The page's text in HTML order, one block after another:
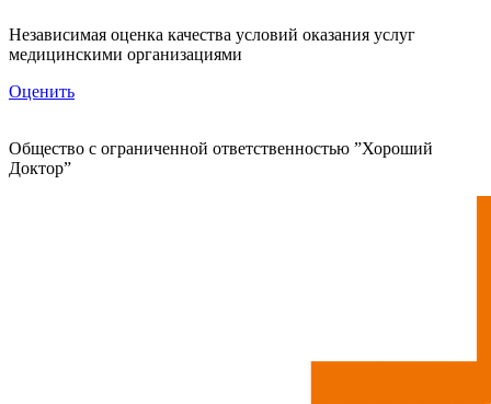
Независимая оценка качества условий оказания услуг
медицинскими организациями
Оценить
Общество с ограниченной ответственностью ”Хороший
Доктор”